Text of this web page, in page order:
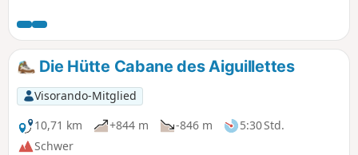
Beginn der Wanderung und einen Teil des Rückwegs
dominiert. Murmeltier, Steinböcke und Alpendohlen werden
Sie nach dem Aufstieg zum Pas du Fouillet begrüßen. Diese
Wanderung ist für Hunde völlig verboten, da sie im
Naturschutzgebiet der Hochebenen des Vercors liegt.
Die Hütte Cabane des Aiguillettes
Visorando-Mitglied
10,71 km
+844 m -846 m
5:30 Std.
Schwer